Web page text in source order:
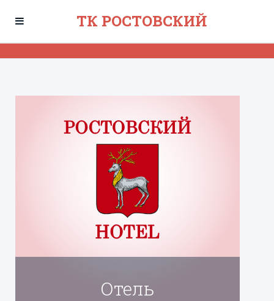
ТК РОСТОВСКИЙ
Отель